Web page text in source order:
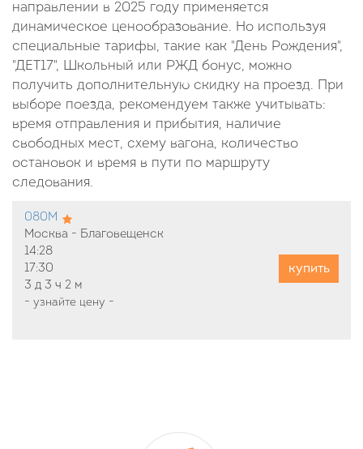
направлении в 2025 году применяется
динамическое ценообразование. Но используя
специальные тарифы, такие как "День Рождения",
"ДЕТ17", Школьный или РЖД бонус, можно
получить дополнительную скидку на проезд. При
выборе поезда, рекомендуем также учитывать:
время отправления и прибытия, наличие
свободных мест, схему вагона, количество
остановок и время в пути по маршруту
следования.
080М
Москва - Благовещенск
14:28
17:30
3 д 3 ч 2 м
- узнайте цену -
купить